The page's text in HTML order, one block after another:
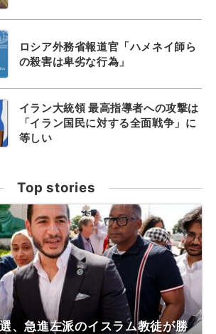
ロシア外務省報道官「ハメネイ師ら
の殺害は卑劣な行為」
イラン大統領 最高指導者への攻撃は
「イラン国民に対する全面戦争」に
等しい
Top stories
、急進左派のイスラム教徒が勝